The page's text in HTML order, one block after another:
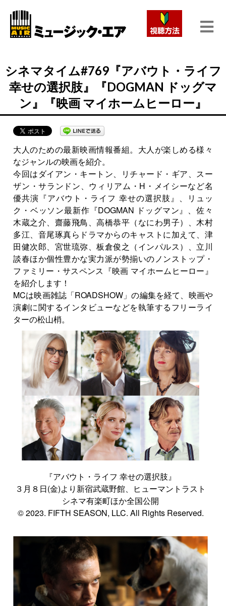
シネマタイム#769『アバウト・ライフ
幸せの選択肢』『DOGMAN ドッグマ
ン』『映画 マイホームヒーロー』
大人のための最新映画情報番組。大人が楽しめる様々
なジャンルの映画を紹介。
今回はダイアン・キートン、リチャード・ギア、スー
ザン・サランドン、ウィリアム・H・メイシーなど名
優共演『アバウト・ライフ 幸せの選択肢』、リュッ
ク・ベッソン最新作『DOGMAN ドッグマン』、佐々
木蔵之介、齋藤飛鳥、高橋恭平（なにわ男子）、木村
多江、音尾琢真らドラマからのキャストに加えて、津
田健次郎、宮世琉弥、板倉俊之（インパルス）、立川
談春ほか個性豊かな実力派が勢揃いのノンストップ・
ファミリー・サスペンス『映画 マイホームヒーロー』
を紹介します！
MCは映画雑誌「ROADSHOW」の編集を経て、映画や
演劇に関するインタビューなどを執筆するフリーライ
ターの松山梢。
『アバウト・ライフ 幸せの選択肢』
３月８日(金)より新宿武蔵野館、ヒューマントラスト
シネマ有楽町ほか全国公開
© 2023. FIFTH SEASON, LLC. All Rights Reserved.